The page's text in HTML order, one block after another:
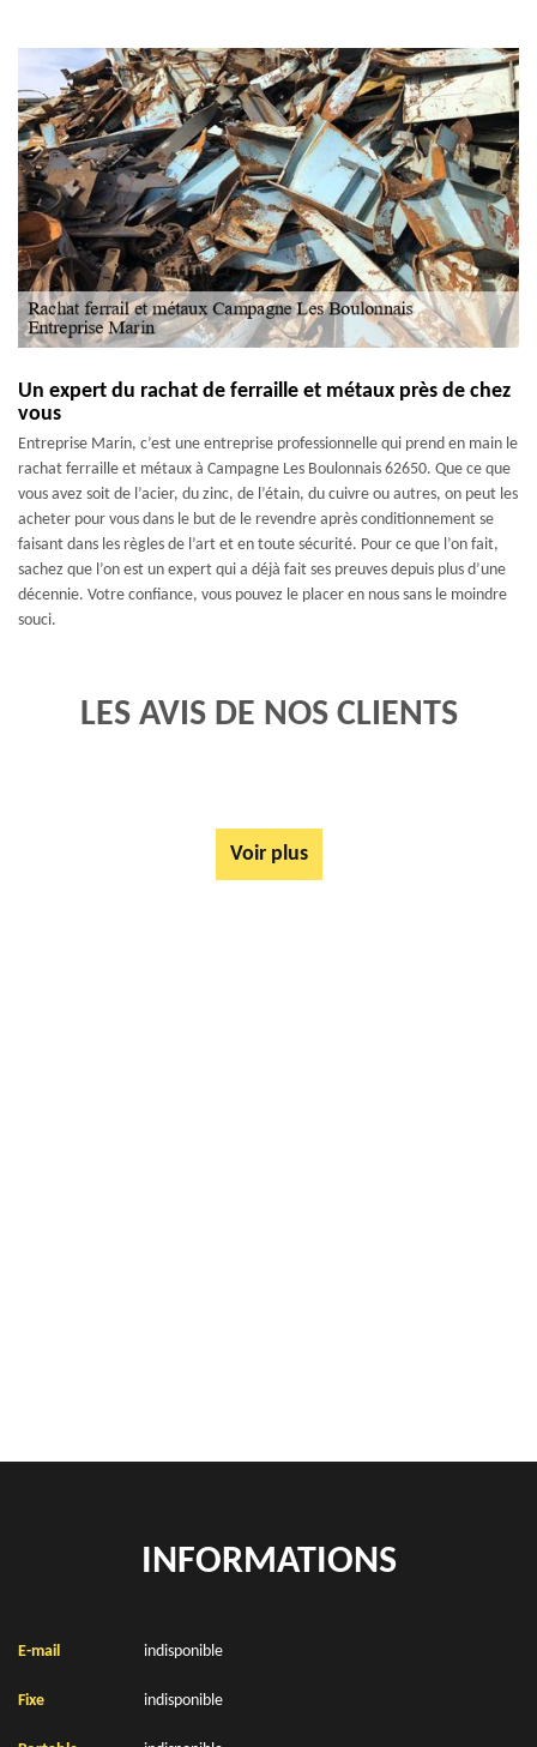
Un expert du rachat de ferraille et métaux près de chez
vous
Entreprise Marin, c’est une entreprise professionnelle qui prend en main le
rachat ferraille et métaux à Campagne Les Boulonnais 62650. Que ce que
vous avez soit de l’acier, du zinc, de l’étain, du cuivre ou autres, on peut les
acheter pour vous dans le but de le revendre après conditionnement se
faisant dans les règles de l’art et en toute sécurité. Pour ce que l’on fait,
sachez que l’on est un expert qui a déjà fait ses preuves depuis plus d’une
décennie. Votre confiance, vous pouvez le placer en nous sans le moindre
souci.
LES AVIS DE NOS CLIENTS
Voir plus
INFORMATIONS
E-mail indisponible
Fixe indisponible